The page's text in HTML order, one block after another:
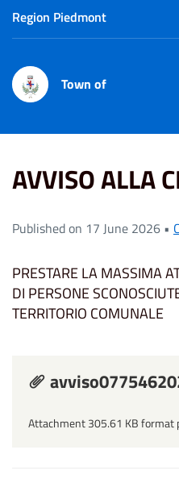
Region Piedmont
Town of
AVVISO ALLA
Published on 17 June 2026 •
PRESTARE LA MASSIMA
DI PERSONE
TERRITORIO COMUNALE
Attachment 305.61 KB format